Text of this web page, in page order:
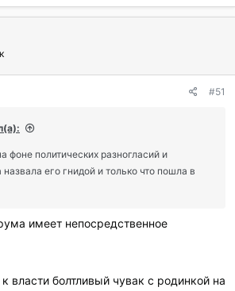
#51
фоне политических разногласий и
его гнидой и только что пошла в
имеет непосредственное
власти болтливый чувак с родинкой на